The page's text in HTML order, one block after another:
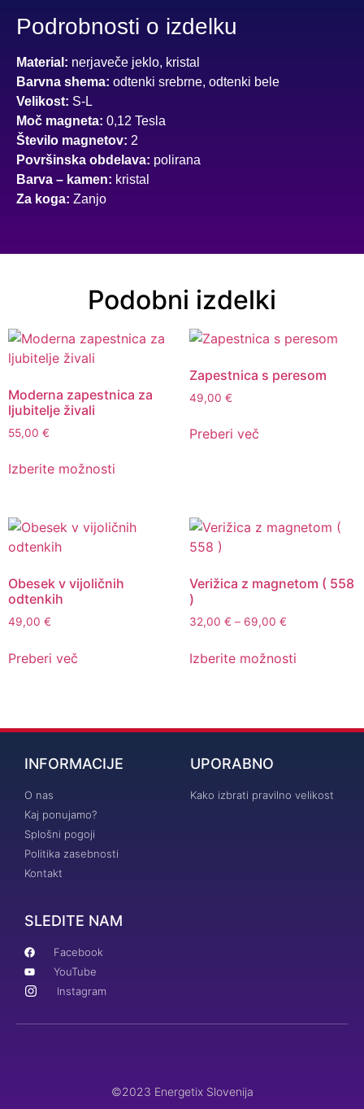
Podrobnosti o izdelku
Material: nerjaveče jeklo, kristal
Barvna shema: odtenki srebrne, odtenki bele
Velikost: S-L
Moč magneta: 0,12 Tesla
Število magnetov: 2
Površinska obdelava: polirana
Barva – kamen: kristal
Za koga: Zanjo
Podobni izdelki
Moderna zapestnica za
ljubitelje živali
55,00 €
Izberite možnosti
Zapestnica s peresom
49,00 €
Preberi več
Obesek v vijoličnih
odtenkih
49,00 €
Preberi več
Verižica z magnetom ( 558
)
32,00 € – 69,00 €
Izberite možnosti
INFORMACIJE
O nas
Kaj ponujamo?
Splošni pogoji
Politika zasebnosti
Kontakt
UPORABNO
Kako izbrati pravilno velikost
SLEDITE NAM
Facebook
YouTube
Instagram
©2023 Energetix Slovenija